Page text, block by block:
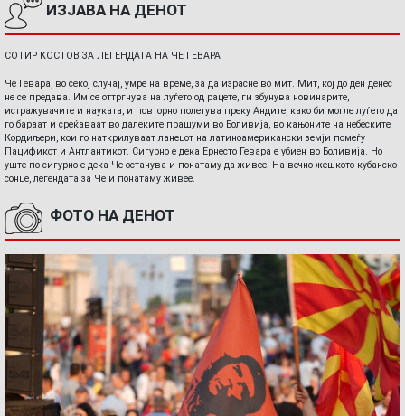
ИЗЈАВА НА ДЕНОТ
СОТИР КОСТОВ ЗА ЛЕГЕНДАТА НА ЧЕ ГЕВАРА
Че Гевара, во секој случај, умре на време, за да израсне во мит. Мит, кој до ден денес
не се предава. Им се оттргнува на луѓето од рацете, ги збунува новинарите,
истражувачите и науката, и повторно полетува преку Андите, како би могле луѓето да
го бараат и среќаваат во далеките прашуми во Боливија, во кањоните на небеските
Кордиљери, кои го наткрилуваат ланецот на латиноамерикански земји помеѓу
Пацификот и Антлантикот. Сигурно е дека Ернесто Гевара е убиен во Боливија. Но
уште по сигурно е дека Че останува и понатаму да живее. На вечно жешкото кубанско
сонце, легендата за Че и понатаму живее.
ФОТО НА ДЕНОТ